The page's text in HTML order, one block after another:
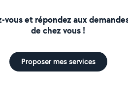
vous et répondez aux
de chez vous !
Proposer mes services